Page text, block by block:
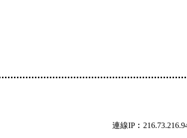
連線